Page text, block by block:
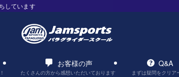
しています
お客様の声
たくさんの方から感想いただいております
Q&A
まずは疑問をクリア